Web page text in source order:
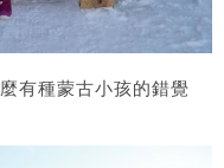
有種蒙古小孩的錯覺